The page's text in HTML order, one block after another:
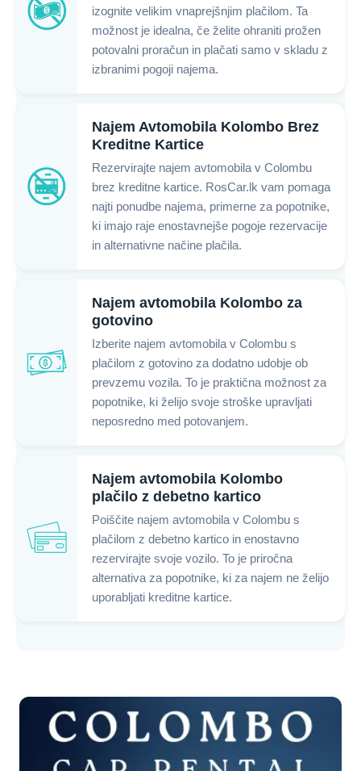
izognite velikim vnaprejšnjim plačilom. Ta
možnost je idealna, če želite ohraniti prožen
potovalni proračun in plačati samo v skladu z
izbranimi pogoji najema.
Najem Avtomobila Kolombo Brez
Kreditne Kartice
Rezervirajte najem avtomobila v Colombu
brez kreditne kartice. RosCar.lk vam pomaga
najti ponudbe najema, primerne za popotnike,
ki imajo raje enostavnejše pogoje rezervacije
in alternativne načine plačila.
Najem avtomobila Kolombo za
gotovino
Izberite najem avtomobila v Colombu s
plačilom z gotovino za dodatno udobje ob
prevzemu vozila. To je praktična možnost za
popotnike, ki želijo svoje stroške upravljati
neposredno med potovanjem.
Najem avtomobila Kolombo
plačilo z debetno kartico
Poiščite najem avtomobila v Colombu s
plačilom z debetno kartico in enostavno
rezervirajte svoje vozilo. To je priročna
alternativa za popotnike, ki za najem ne želijo
uporabljati kreditne kartice.